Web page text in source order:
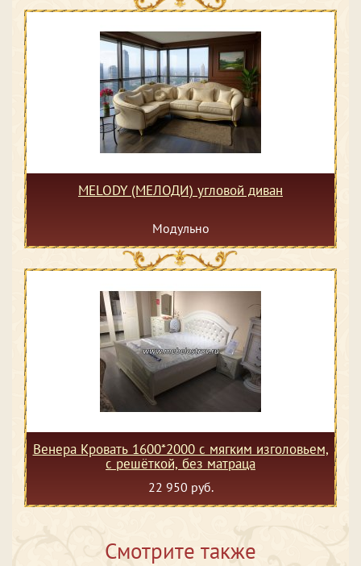
MELODY (МЕЛОДИ) угловой диван
Модульно
Венера Кровать 1600*2000 с мягким изголовьем,
с решёткой, без матраца
22 950 руб.
Смотрите также